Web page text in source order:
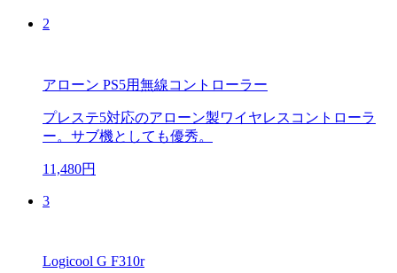
2
アローン PS5用無線コントローラー
プレステ5対応のアローン製ワイヤレスコントローラ
ー。サブ機としても優秀。
11,480円
3
Logicool G F310r